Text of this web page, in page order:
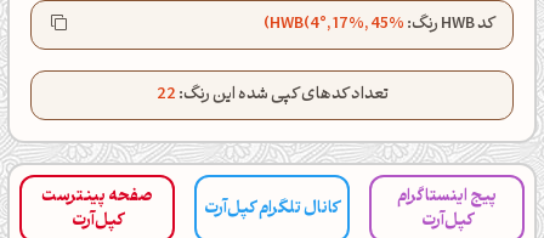
کد HWB رنگ: HWB(4°, 17%, 45%)
تعداد کدهای کپی شده این رنگ:22
پیج اینستاگرام
کپل‌آرت
کانال تلگرام کپل‌آرت
صفحه پینترست
کپل‌آرت
کانال تلگرام
کانال ایــتا
کانال بلـــه
اَپ اندروید اَپ ویندوز